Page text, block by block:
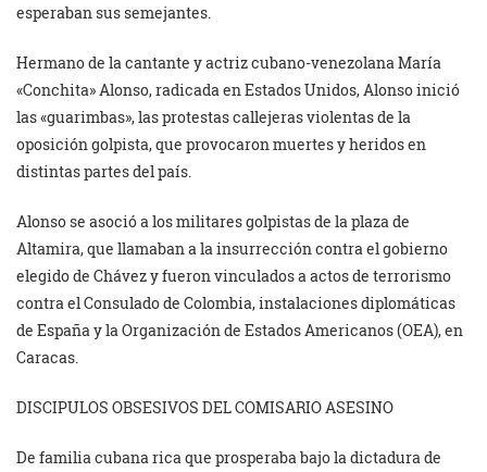
esperaban sus semejantes.
Hermano de la cantante y actriz cubano-venezolana María
«Conchita» Alonso, radicada en Estados Unidos, Alonso inició
las «guarimbas», las protestas callejeras violentas de la
oposición golpista, que provocaron muertes y heridos en
distintas partes del país.
Alonso se asoció a los militares golpistas de la plaza de
Altamira, que llamaban a la insurrección contra el gobierno
elegido de Chávez y fueron vinculados a actos de terrorismo
contra el Consulado de Colombia, instalaciones diplomáticas
de España y la Organización de Estados Americanos (OEA), en
Caracas.
DISCIPULOS OBSESIVOS DEL COMISARIO ASESINO
De familia cubana rica que prosperaba bajo la dictadura de